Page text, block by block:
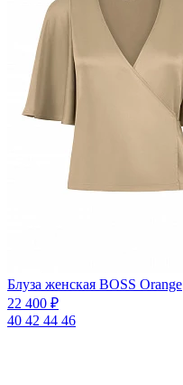
Блуза женская BOSS Orange
22 400 ₽
40 42 44 46